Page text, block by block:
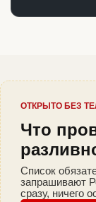
ОТКРЫТО БЕЗ
Что
Список
запрашивают
сразу, ничего